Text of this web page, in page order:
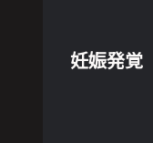
妊娠発覚